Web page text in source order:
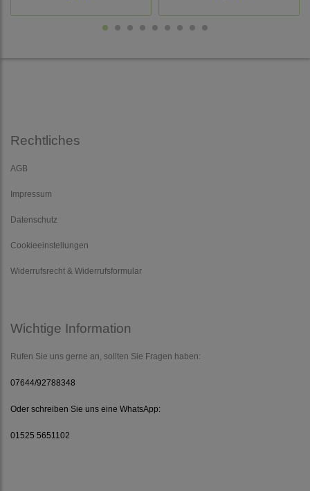
Rechtliches
AGB
Impressum
Datenschutz
Cookieeinstellungen
Widerrufsrecht & Widerrufsformular
Wichtige Information
Rufen Sie uns gerne an, sollten Sie Fragen haben:
07644/92788348
Oder schreiben Sie uns eine WhatsApp:
01525 5651102